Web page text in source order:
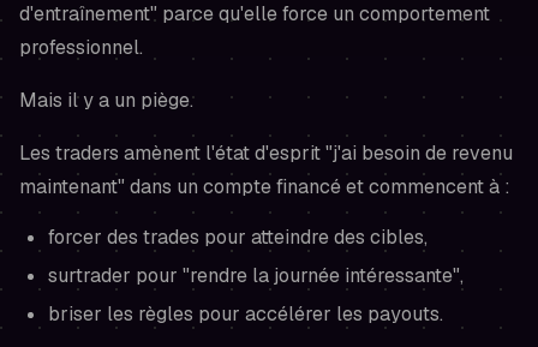
d'entraînement" parce qu'elle force un comportement
professionnel.
Mais il y a un piège.
Les traders amènent l'état d'esprit"j'ai besoin de revenu
maintenant" dans un compte financé et commencent à :
forcer des trades pour atteindre des cibles,
surtrader pour "rendre la journée intéressante",
briser les règles pour accélérer les payouts.